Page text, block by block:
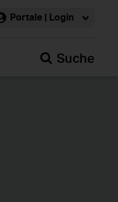
Portale | Login
Suche